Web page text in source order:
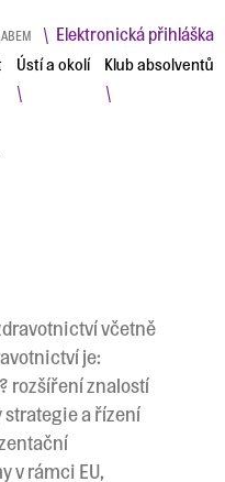
\ Elektronická přihláška
Ústí a okolí
\
Klub absolventů
\
včetně
je:
rozšíření znalostí
a řízení
v rámci EU,